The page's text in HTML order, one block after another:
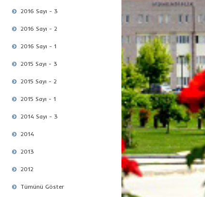
2016 Sayı - 3
2016 Sayı - 2
2016 Sayı - 1
2015 Sayı - 3
2015 Sayı - 2
2015 Sayı - 1
2014 Sayı - 3
2014
2013
2012
Tümünü Göster